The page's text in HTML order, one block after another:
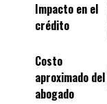
Impacto en el
crédito
Costo
aproximado del
abogado